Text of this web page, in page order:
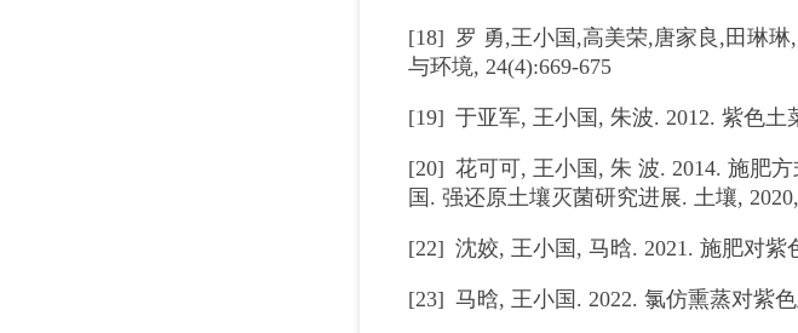
[18] 罗 勇,王小国,高美荣,唐家良,田琳
与环境, 24(4):669-675
[19] 于亚军, 王小国, 朱波. 2012. 紫色土
[20] 花可可, 王小国, 朱 波. 2014. 施肥
国. 强还原土壤灭菌研究进展. 土壤,
[22] 沈姣, 王小国, 马晗. 2021. 施肥对紫
[23] 马晗, 王小国. 2022. 氯仿熏蒸对紫